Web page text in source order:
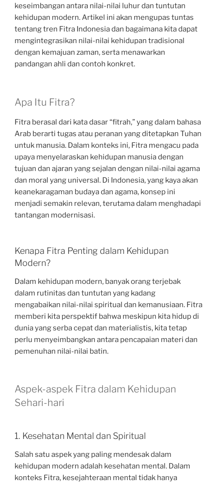
keseimbangan antara nilai-nilai luhur dan tuntutan
kehidupan modern. Artikel ini akan mengupas tuntas
tentang tren Fitra Indonesia dan bagaimana kita dapat
mengintegrasikan nilai-nilai kehidupan tradisional
dengan kemajuan zaman, serta menawarkan
pandangan ahli dan contoh konkret.
Apa Itu Fitra?
Fitra berasal dari kata dasar “fitrah,” yang dalam bahasa
Arab berarti tugas atau peranan yang ditetapkan Tuhan
untuk manusia. Dalam konteks ini, Fitra mengacu pada
upaya menyelaraskan kehidupan manusia dengan
tujuan dan ajaran yang sejalan dengan nilai-nilai agama
dan moral yang universal. Di Indonesia, yang kaya akan
keanekaragaman budaya dan agama, konsep ini
menjadi semakin relevan, terutama dalam menghadapi
tantangan modernisasi.
Kenapa Fitra Penting dalam Kehidupan
Modern?
Dalam kehidupan modern, banyak orang terjebak
dalam rutinitas dan tuntutan yang kadang
mengabaikan nilai-nilai spiritual dan kemanusiaan. Fitra
memberi kita perspektif bahwa meskipun kita hidup di
dunia yang serba cepat dan materialistis, kita tetap
perlu menyeimbangkan antara pencapaian materi dan
pemenuhan nilai-nilai batin.
Aspek-aspek Fitra dalam Kehidupan
Sehari-hari
1. Kesehatan Mental dan Spiritual
Salah satu aspek yang paling mendesak dalam
kehidupan modern adalah kesehatan mental. Dalam
konteks Fitra, kesejahteraan mental tidak hanya